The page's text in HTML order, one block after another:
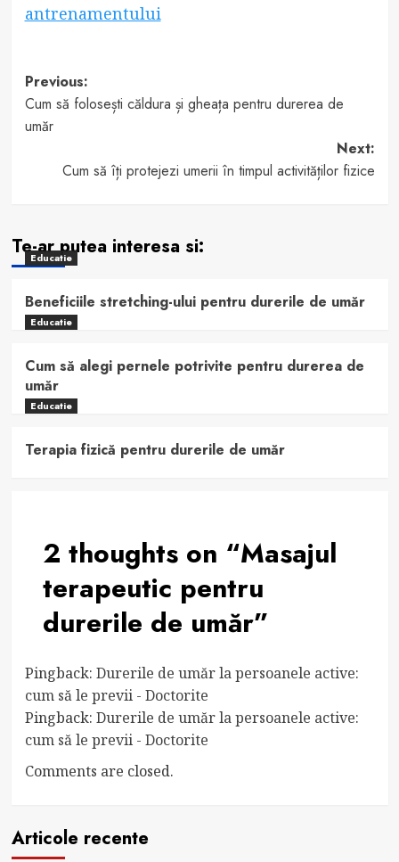
antrenamentului
Post
navigation
Previous:
Cum să folosești căldura și gheața pentru durerea de
umăr
Next:
Cum să îți protejezi umerii în timpul activităților fizice
Te-ar putea interesa si:
Educatie
Beneficiile stretching-ului pentru durerile de umăr
Educatie
Cum să alegi pernele potrivite pentru durerea de
umăr
Educatie
Terapia fizică pentru durerile de umăr
2 thoughts on “Masajul
terapeutic pentru
durerile de umăr”
Pingback: Durerile de umăr la persoanele active:
cum să le previi - Doctorite
Pingback: Durerile de umăr la persoanele active:
cum să le previi - Doctorite
Comments are closed.
Articole recente